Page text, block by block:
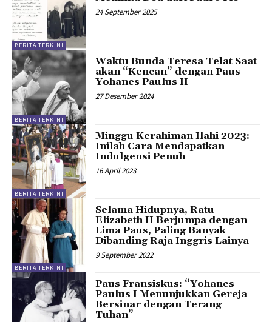
BERITA TERKINI
24 September 2025
BERITA TERKINI
Waktu Bunda Teresa Telat Saat
akan “Kencan” dengan Paus
Yohanes Paulus II
27 Desember 2024
BERITA TERKINI
Minggu Kerahiman Ilahi 2023:
Inilah Cara Mendapatkan
Indulgensi Penuh
16 April 2023
BERITA TERKINI
Selama Hidupnya, Ratu
Elizabeth II Berjumpa dengan
Lima Paus, Paling Banyak
Dibanding Raja Inggris Lainya
9 September 2022
Paus Fransiskus: “Yohanes
Paulus I Menunjukkan Gereja
Bersinar dengan Terang
Tuhan”